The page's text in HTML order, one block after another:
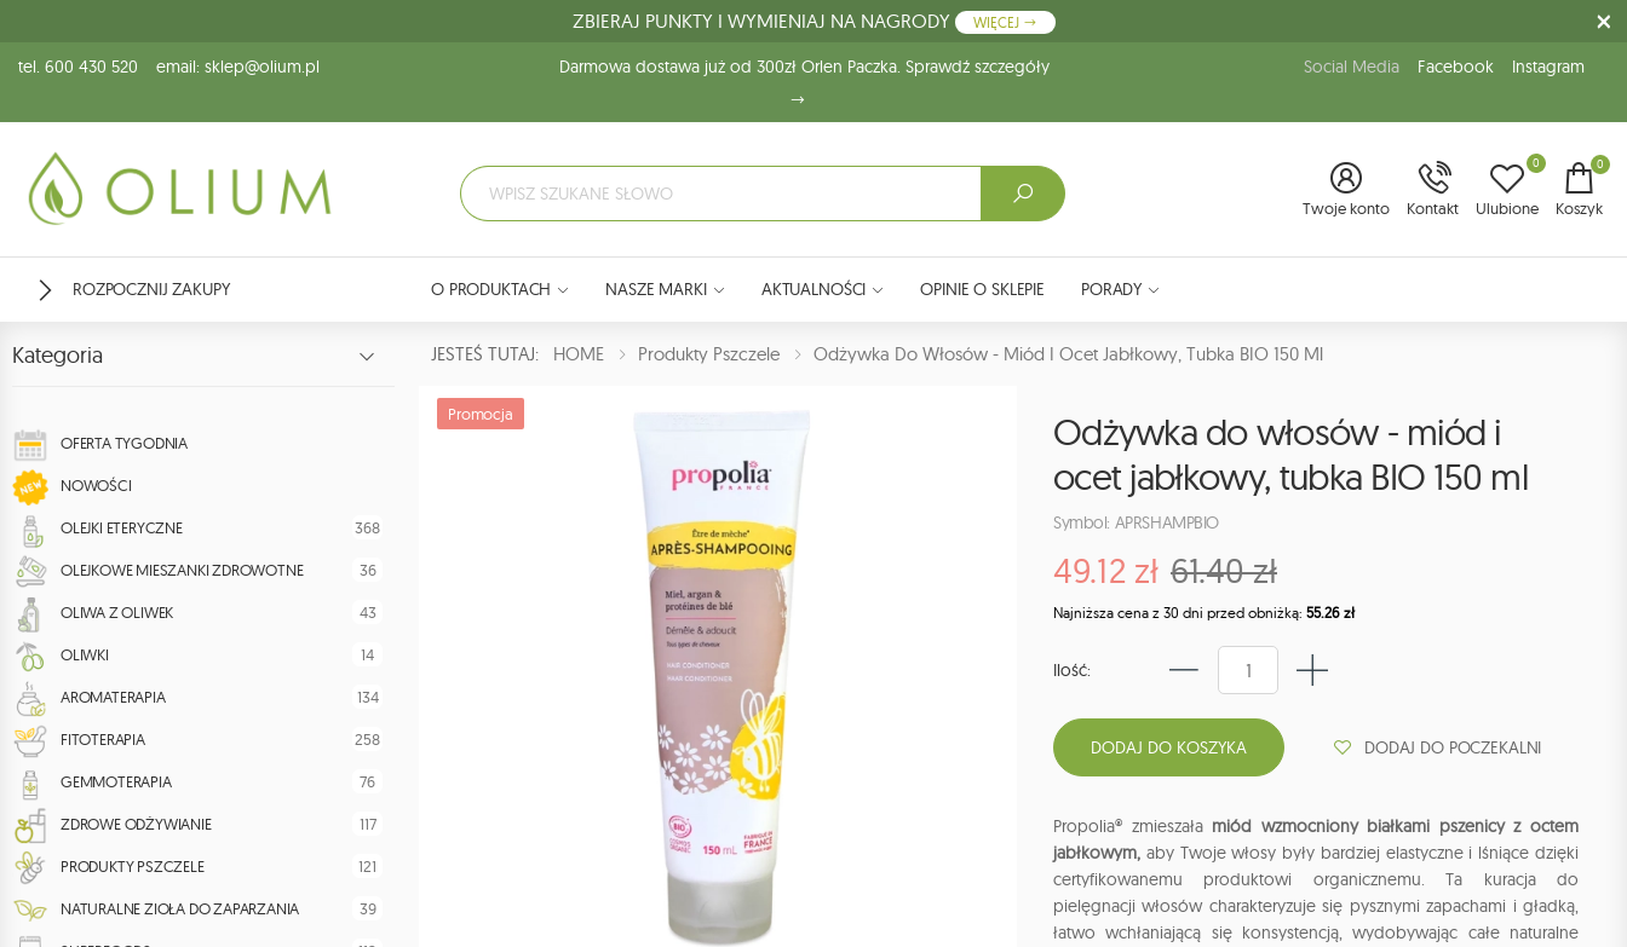
ZBIERAJ PUNKTY I WYMIENIAJ NA NAGRODY WIĘCEJ
tel. 600 430 520 email: sklep@olium.pl Darmowa dostawa już od 300zł Orlen Paczka. Sprawdź szczegóły Social Media Facebook Instagram
Twoje konto Kontakt Ulubione
0 0
Koszyk
ROZPOCZNIJ ZAKUPY O PRODUKTACH NASZE MARKI AKTUALNOŚCI OPINIE O SKLEPIE PORADY
Kategoria
OFERTA TYGODNIA
NOWOŚCI
OLEJKI ETERYCZNE 368
OLEJKOWE MIESZANKI ZDROWOTNE 36
OLIWA Z OLIWEK 43
OLIWKI 14
AROMATERAPIA 134
FITOTERAPIA 258
GEMMOTERAPIA 76
ZDROWE ODŻYWIANIE 117
PRODUKTY PSZCZELE 121
NATURALNE ZIOŁA DO ZAPARZANIA 39
JESTEŚ TUTAJ: HOME Produkty Pszczele Odżywka Do Włosów - Miód I Ocet Jabłkowy, Tubka BIO 150 Ml
Promocja
Odżywka do włosów - miód i
ocet jabłkowy, tubka BIO 150 ml
Symbol: APRSHAMPBIO
49.12 zł 61.40 zł
Najniższa cena z 30 dni przed obniżką: 55.26 zł
Ilość:
DODAJ DO POCZEKALNI
Propolia® zmieszała miód wzmocniony białkami pszenicy z octem
jabłkowym, aby Twoje włosy były bardziej elastyczne i lśniące dzięki
certyfikowanemu produktowi organicznemu. Ta kuracja do
pielęgnacji włosów charakteryzuje się pysznymi zapachami i gładką,
łatwo wchłaniającą się konsystencją, wydobywając całe naturalne